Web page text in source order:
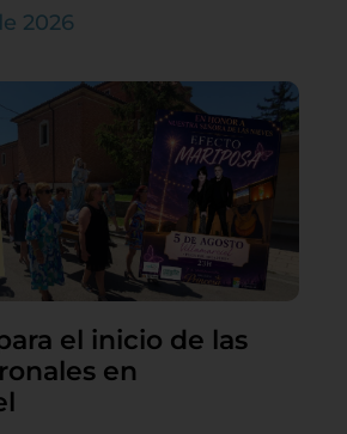
2026
el inicio de las
en